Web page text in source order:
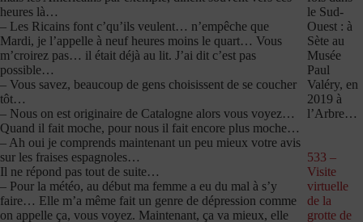
heures là…
– Les Ricains font c’qu’ils veulent… n’empêche que
Mardi, je l’appelle à neuf heures moins le quart… Vous
m’croirez pas… il était déjà au lit. J’ai dit c’est pas
possible…
– Vous savez, beaucoup de gens choisissent de se coucher
tôt…
– Nous on est originaire de Catalogne alors vous voyez…
Quand il fait moche, pour nous il fait encore plus moche…
– Ah oui je comprends maintenant un peu mieux votre avis
sur les fraises espagnoles…
Il ne répond pas tout de suite…
– Pour la météo, au début ma femme a eu du mal à s’y
faire… Elle m’a même fait un genre de dépression comme
on appelle ça, vous voyez. Maintenant, ça va mieux, elle
le Sud-
Ouest : à
Sète au
Musée
Paul
Valéry, en
2019 à
l’Arbre…
533 –
Visite
virtuelle
de la
grotte de